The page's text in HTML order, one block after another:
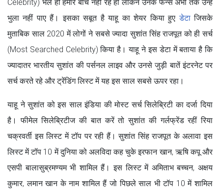
Celebrity) भले ही हमारे बीच नहीं रहे हों लेकिन उनके फैन्स अभी तक उन्हें
भुला नहीं पाए हैं। इसका सबूत है याहू का शेयर किया हुएडेटाजिसके
मुताबिक साल 2020 में लोगों ने सबसे ज्यादा सुशांत सिंह राजपूत को ही सर्च
(Most Searched Celebrity) किया है। याहू ने इस डेटा में बताया है कि
ज्यादातर भारतीय सुशांत की पर्सनल लाइव और उनसे जुड़ी बातें इंटरनेट पर
सर्च करते रहे और ट्रेंडिंग लिस्ट में यह इस साल सबसे ऊपर रहा।
याहू ने सुशांत को इस साल इंडिया की मोस्ट सर्च सिलेब्रिटी का दर्जा दिया
है। फीमेल सिलेब्रिटीज की बात करें तो सुशांत की गर्लफ्रेंड रहीं रिया
चक्रवर्ती इस लिस्ट में टॉप पर रही हैं। सुशांत सिंह राजपूत के अलावा इस
लिस्ट में टॉप 10 में दुनिया को अलविदा कह चुके इरफान खान, ऋषि कपू और
एसपी बालासुब्रमण्यम भी शामिल हैं। इस लिस्ट में अमिताभ बच्चन, अक्षय
कुमार, लमान खान के नाम शामिल हैं जो पिछले साल भी टॉप 10 में शामिल